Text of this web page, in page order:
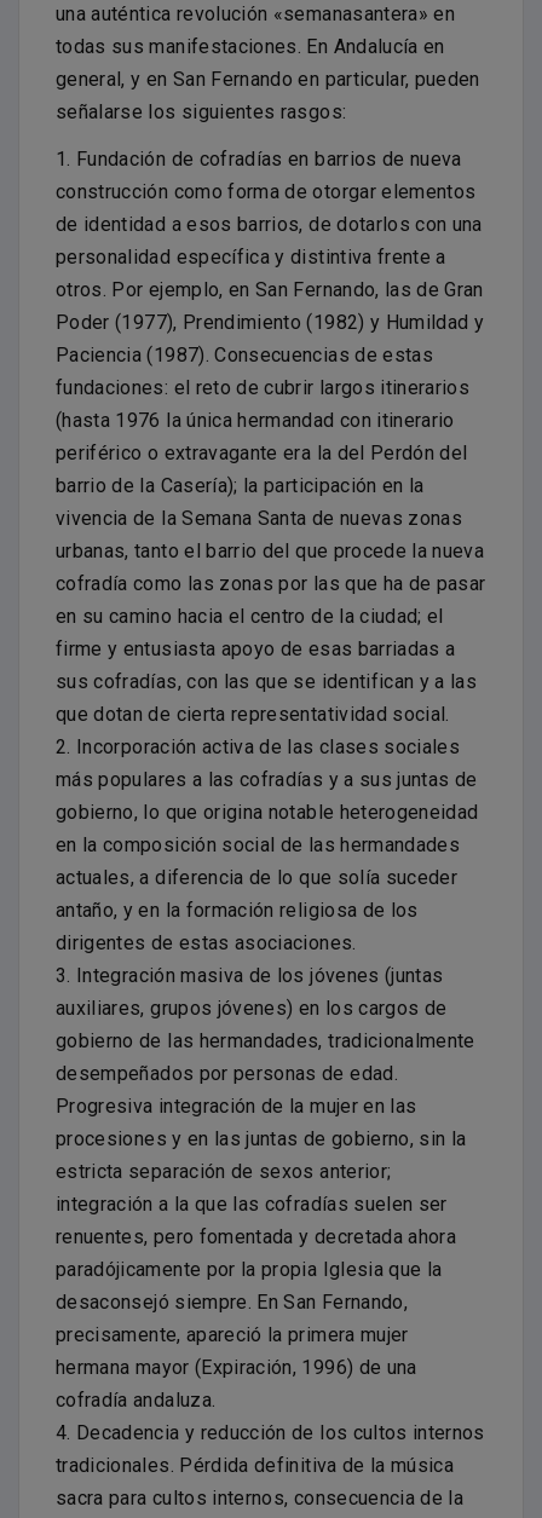
una auténtica revolución «semanasantera» en
todas sus manifestaciones. En Andalucía en
general, y en San Fernando en particular, pueden
señalarse los siguientes rasgos:
1. Fundación de cofradías en barrios de nueva
construcción como forma de otorgar elementos
de identidad a esos barrios, de dotarlos con una
personalidad específica y distintiva frente a
otros. Por ejemplo, en San Fernando, las de Gran
Poder (1977), Prendimiento (1982) y Humildad y
Paciencia (1987). Consecuencias de estas
fundaciones: el reto de cubrir largos itinerarios
(hasta 1976 la única hermandad con itinerario
periférico o extravagante era la del Perdón del
barrio de la Casería); la participación en la
vivencia de la Semana Santa de nuevas zonas
urbanas, tanto el barrio del que procede la nueva
cofradía como las zonas por las que ha de pasar
en su camino hacia el centro de la ciudad; el
firme y entusiasta apoyo de esas barriadas a
sus cofradías, con las que se identifican y a las
que dotan de cierta representatividad social.
2. Incorporación activa de las clases sociales
más populares a las cofradías y a sus juntas de
gobierno, lo que origina notable heterogeneidad
en la composición social de las hermandades
actuales, a diferencia de lo que solía suceder
antaño, y en la formación religiosa de los
dirigentes de estas asociaciones.
3. Integración masiva de los jóvenes (juntas
auxiliares, grupos jóvenes) en los cargos de
gobierno de las hermandades, tradicionalmente
desempeñados por personas de edad.
Progresiva integración de la mujer en las
procesiones y en las juntas de gobierno, sin la
estricta separación de sexos anterior;
integración a la que las cofradías suelen ser
renuentes, pero fomentada y decretada ahora
paradójicamente por la propia Iglesia que la
desaconsejó siempre. En San Fernando,
precisamente, apareció la primera mujer
hermana mayor (Expiración, 1996) de una
cofradía andaluza.
4. Decadencia y reducción de los cultos internos
tradicionales. Pérdida definitiva de la música
sacra para cultos internos, consecuencia de la